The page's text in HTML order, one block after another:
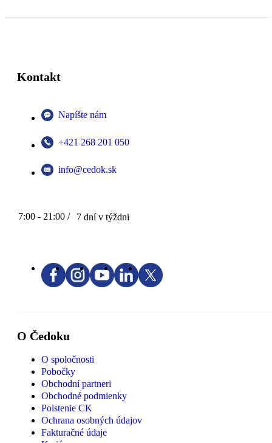
Kontakt
Napíšte nám
+421 268 201 050
info@cedok.sk
7:00 - 21:00 / 7 dní v týždni
O Čedoku
O spoločnosti
Pobočky
Obchodní partneri
Obchodné podmienky
Poistenie CK
Ochrana osobných údajov
Fakturačné údaje